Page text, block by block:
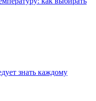
знать каждому